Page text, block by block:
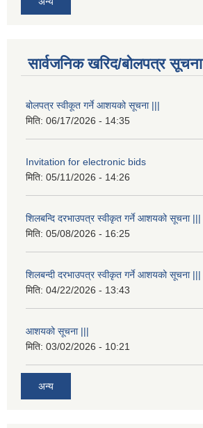
सार्वजनिक खरिद/बोलपत्र सूचना
बोलपत्र स्वीकूत गर्ने आशयको सूचना |||
मिति: 06/17/2026 - 14:35
Invitation for electronic bids
मिति: 05/11/2026 - 14:26
शिलबन्दि दरभाउपत्र स्वीकृत गर्ने आशयको सूचना |||
मिति: 05/08/2026 - 16:25
शिलबन्दी दरभाउपत्र स्वीकृत गर्ने आशयको सूचना |||
मिति: 04/22/2026 - 13:43
आशयको सूचना |||
मिति: 03/02/2026 - 10:21
अन्य